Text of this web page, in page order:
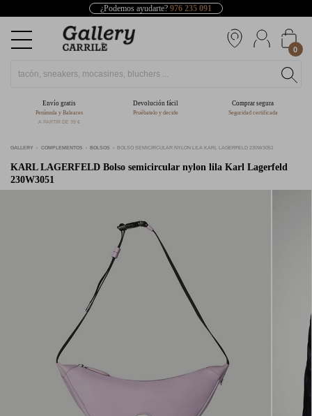
¿Podemos ayudarte? 976 235 091
0
Envío gratis
Península y Baleares
A PARTIR DE 39 €
Devolución fácil
Pruébatelo y decide
Comprar segura
Seguridad certificada
GALLERY COMPLEMENTOS BOLSOS BOLSO SEMICIRCULAR NYLON LILA KARL LAGERFELD 230W3051
KARL LAGERFELD Bolso semicircular nylon lila Karl Lagerfeld
230W3051